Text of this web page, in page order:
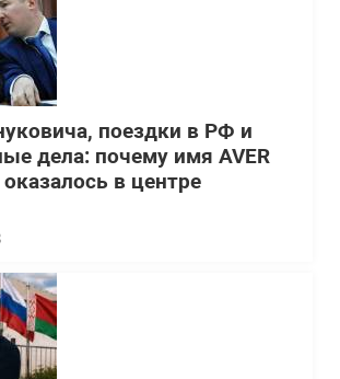
поездки в РФ и
дела: почему имя AVER
оказалось в центре